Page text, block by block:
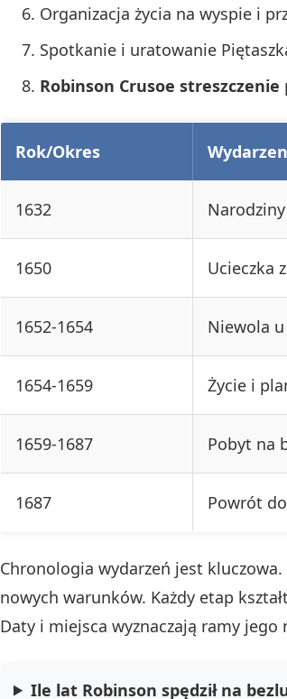
Organizacja życia na wyspie i
Spotkanie i uratowanie
Robinson Crusoe streszczenie
Rok/Okres
1632
1650 Ucieczka
1652-1654 Niewola
1654-1659 Życie i
1659-1687 Pobyt na
1687 Powrót
Chronologia wydarzeń jest
nowych warunków. Każdy etap
Daty i miejsca wyznaczają ramy jego
Ile lat Robinson spędził na